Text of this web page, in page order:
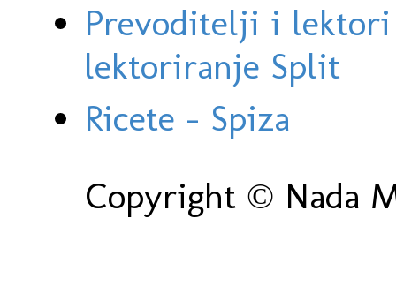
Prevoditelji i
lektoriranje Split
Ricete - Spiza
Copyright © Nada